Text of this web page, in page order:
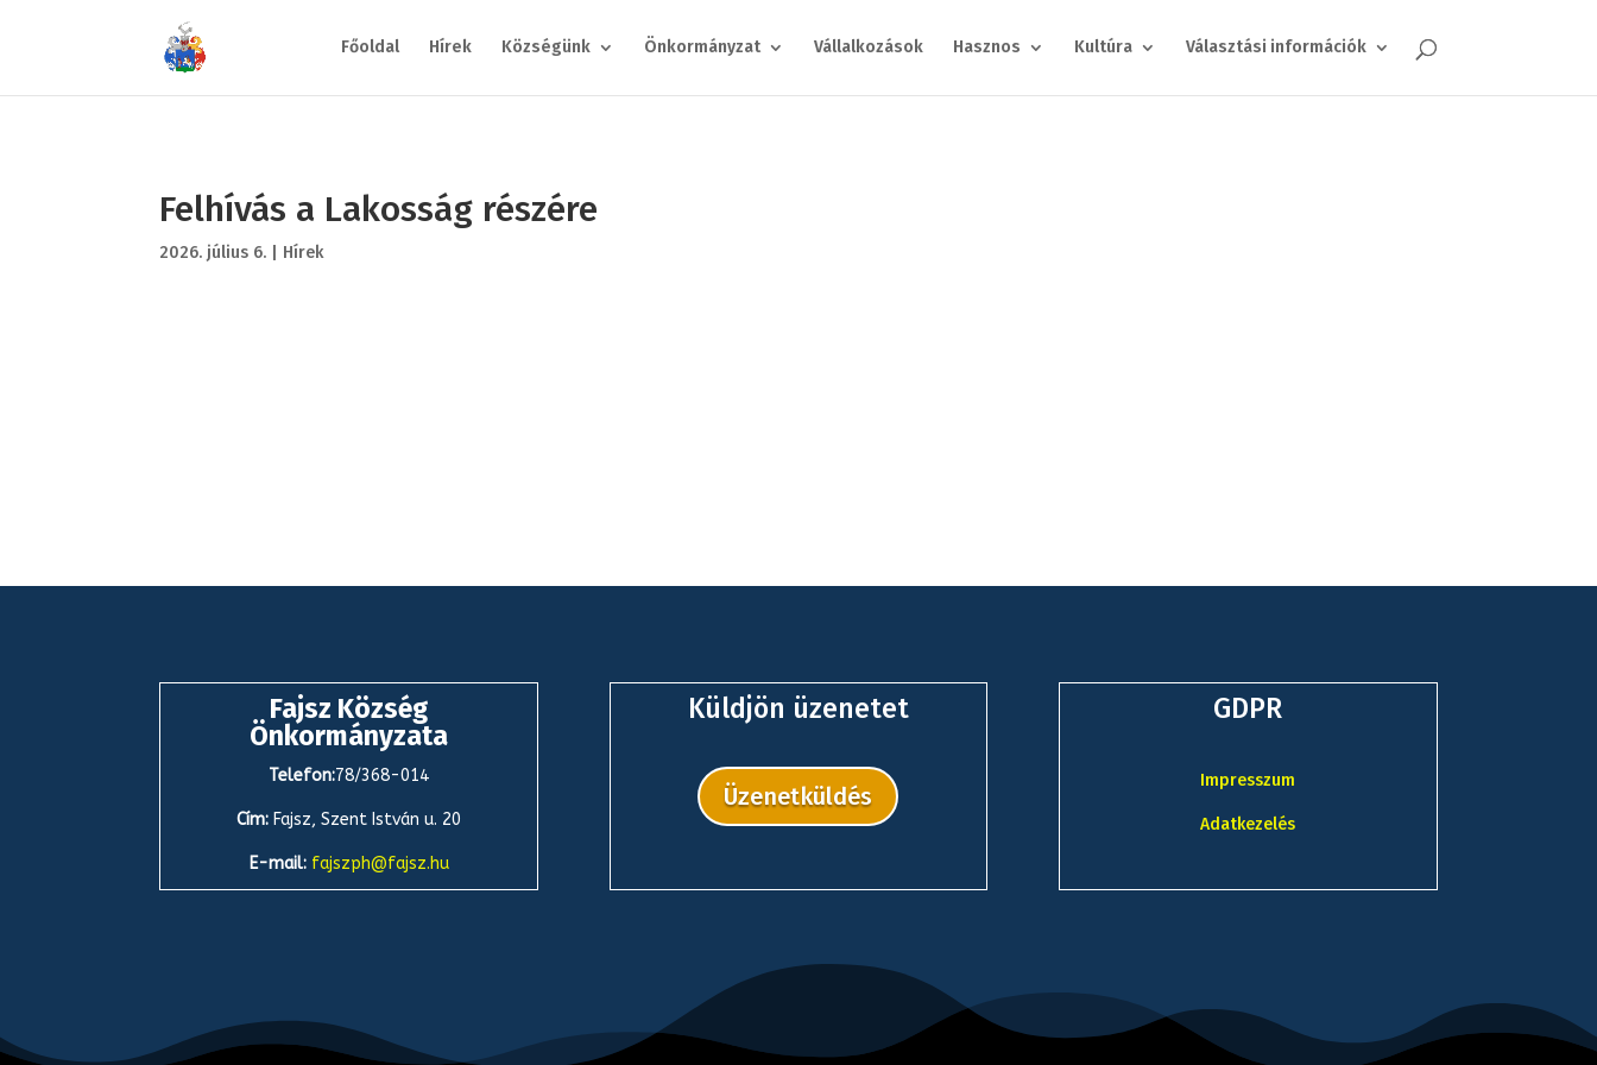
Főoldal Hírek Községünk Önkormányzat Vállalkozások Hasznos Kultúra Választási információk
Felhívás a Lakosság részére
2026. július 6. Hírek
Fajsz Község
Önkormányzata
Telefon:78/368-014
Cím: Fajsz, Szent István u. 20
E-mail: fajszph@fajsz.hu
Küldjön üzenetet
Üzenetküldés
GDPR
Impresszum
Adatkezelés